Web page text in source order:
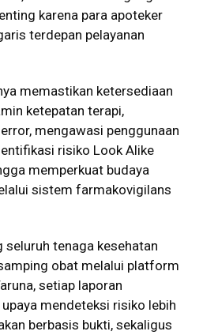
karena para apoteker
terdepan pelayanan
memastikan ketersediaan
ketepatan terapi,
mengawasi penggunaan
risiko Look Alike
memperkuat budaya
sistem farmakovigilans
seluruh tenaga kesehatan
obat melalui platform
setiap laporan
mendeteksi risiko lebih
berbasis bukti, sekaligus